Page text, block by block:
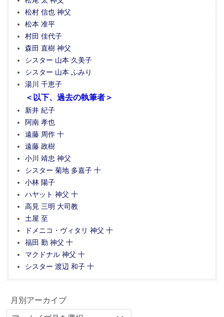
松村 信也 神父
松本 准平
村田 佳代子
森田 直樹 神父
シスター 山本 久美子
シスター 山本 ふみり
湯川 千恵子
＜以下、過去の執筆者＞
新井 紀子
阿南 孝也
遠藤 周作 十
遠藤 政樹
小川 靖忠 神父
シスター 菊地 多嘉子 十
小林 陽子
ハヤット 神父 十
高見 三明 大司教
土屋 至
ドメニコ・ヴィタリ 神父 十
福田 勤 神父 十
マクドナル 神父 十
シスター 渡辺 和子 十
月別アーカイブ